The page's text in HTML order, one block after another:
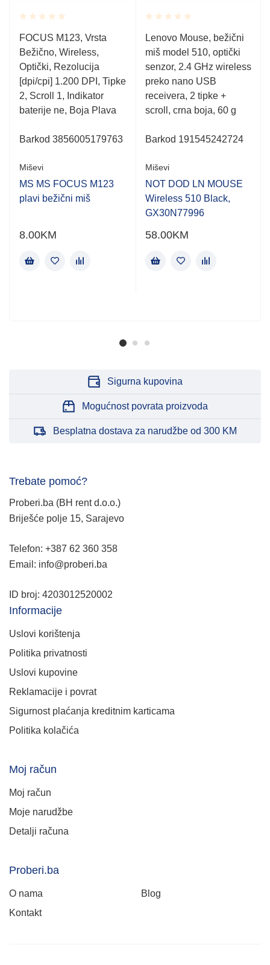
Rated
0.001
out
of
5
FOCUS M123, Vrsta
Bežično, Wireless,
Optički, Rezolucija
[dpi/cpi] 1.200 DPI, Tipke
2, Scroll 1, Indikator
baterije ne, Boja Plava
Barkod 3856005179763
Miševi
MS MS FOCUS M123
plavi bežični miš
8.00KM
Rated
0.001
out
5
Lenovo Mouse, bežični
miš model 510, optički
senzor, 2.4 GHz wireless
preko nano USB
receivera, 2 tipke +
scroll, crna boja, 60 g
Barkod 191545242724
Miševi
NOT DOD LN MOUSE
Wireless 510 Black,
GX30N77996
58.00KM
Sigurna kupovina
Mogućnost povrata proizvoda
Besplatna dostava za narudžbe od 300 KM
Trebate pomoć?
Proberi.ba (BH rent d.o.o.)
Briješće polje 15, Sarajevo
Telefon: +387 62 360 358
Email: info@proberi.ba
ID broj: 4203012520002
Informacije
Uslovi korištenja
Politika privatnosti
Uslovi kupovine
Reklamacije i povrat
Sigurnost plaćanja kreditnim karticama
Politika kolačića
Moj račun
Moj račun
Moje narudžbe
Detalji računa
Proberi.ba
O nama
Blog
Kontakt